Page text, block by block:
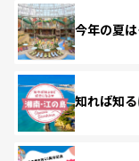
今年の夏
知れば知